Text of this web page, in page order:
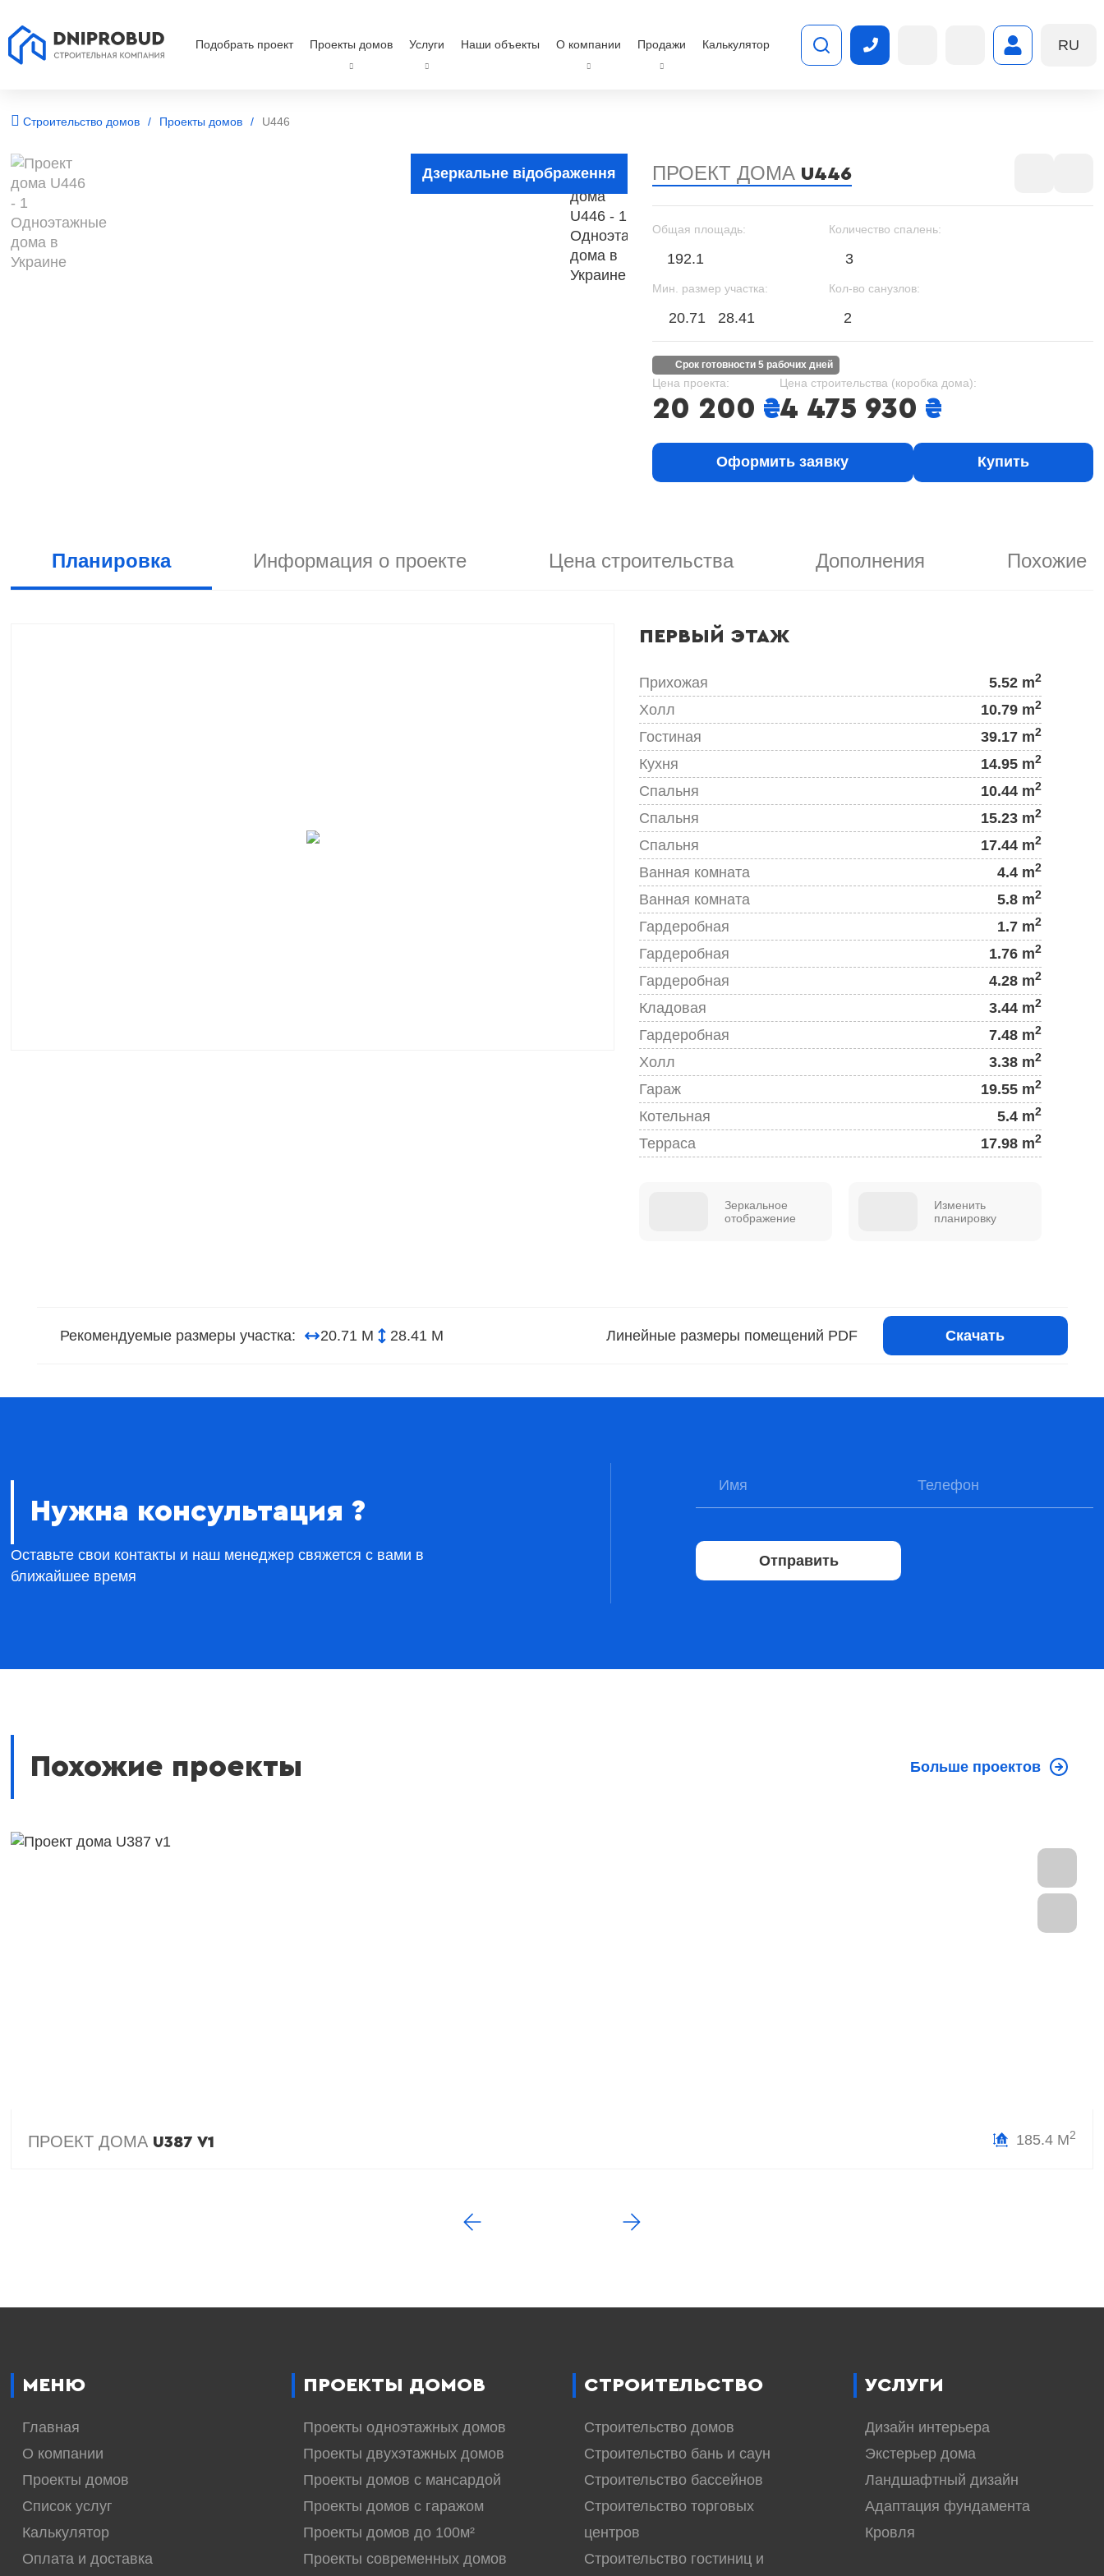
Подобрать проект Проекты домов Услуги Наши объекты О компании Продажи Калькулятор RU
Строительство домов Проекты домов U446
Дзеркальне відображення ПРОЕКТ ДОМА U446
Общая площадь:
192.1
Количество спалень:
3
Мин. размер участка:
20.71 28.41
Кол-во санузлов:
2
срок готовности 5 рабочих дней
Цена проекта:
20 200 ₴
Цена строительства (коробка дома):
4 475 930 ₴
Оформить заявку Купить
Планировка Информация о проекте Цена строительства Дополнения Похожие
ПЕРВЫЙ ЭТАЖ
Прихожая 5.52 m2
Холл 10.79 m2
Гостиная 39.17 m2
Кухня 14.95 m2
Спальня 10.44 m2
Спальня 15.23 m2
Спальня 17.44 m2
Ванная комната 4.4 m2
Ванная комната 5.8 m2
Гардеробная 1.7 m2
Гардеробная 1.76 m2
Гардеробная 4.28 m2
Кладовая 3.44 m2
Гардеробная 7.48 m2
Холл 3.38 m2
Гараж 19.55 m2
Котельная 5.4 m2
Терраса 17.98 m2
Зеркальное
отображение
Изменить
планировку
Рекомендуемые размеры участка: 20.71 М 28.41 М Линейные размеры помещений PDF Скачать
Нужна консультация ?
Оставьте свои контакты и наш менеджер свяжется с вами в
ближайшее время
Отправить
Похожие проекты Больше проектов
ПРОЕКТ ДОМА U387 V1 185.4 М2
МЕНЮ
Главная
О компании
Проекты домов
Список услуг
Калькулятор
Оплата и доставка
ПРОЕКТЫ ДОМОВ
Проекты одноэтажных домов
Проекты двухэтажных домов
Проекты домов с мансардой
Проекты домов с гаражом
Проекты домов до 100м²
Проекты современных домов
СТРОИТЕЛЬСТВО
Строительство домов
Строительство бань и саун
Строительство бассейнов
Строительство торговых
центров
Строительство гостиниц и
УСЛУГИ
Дизайн интерьера
Экстерьер дома
Ландшафтный дизайн
Адаптация фундамента
Кровля